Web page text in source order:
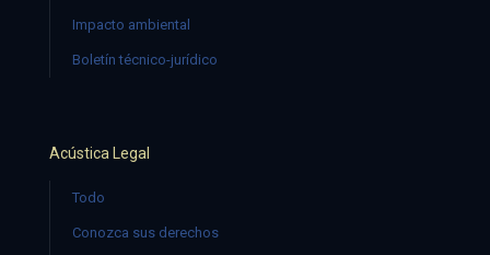
Impacto ambiental
Boletín técnico-jurídico
Acústica Legal
Todo
Conozca sus derechos